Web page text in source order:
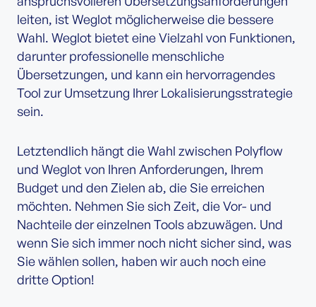
leiten, ist Weglot möglicherweise die bessere
Wahl. Weglot bietet eine Vielzahl von Funktionen,
darunter professionelle menschliche
Übersetzungen, und kann ein hervorragendes
Tool zur Umsetzung Ihrer Lokalisierungsstrategie
sein.
Letztendlich hängt die Wahl zwischen Polyflow
und Weglot von Ihren Anforderungen, Ihrem
Budget und den Zielen ab, die Sie erreichen
möchten. Nehmen Sie sich Zeit, die Vor- und
Nachteile der einzelnen Tools abzuwägen. Und
wenn Sie sich immer noch nicht sicher sind, was
Sie wählen sollen, haben wir auch noch eine
dritte Option!